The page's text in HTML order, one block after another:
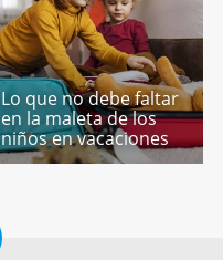
Lo que no debe faltar
en la maleta de los
niños en vacaciones